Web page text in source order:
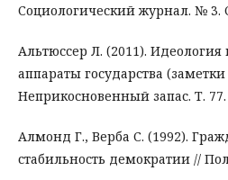
Социологический журнал. № 3.
Альтюссер Л. (2011).
аппараты государства
Неприкосновенный запас. Т.
Алмонд Г., Верба С. (1992).
стабильность демократии //